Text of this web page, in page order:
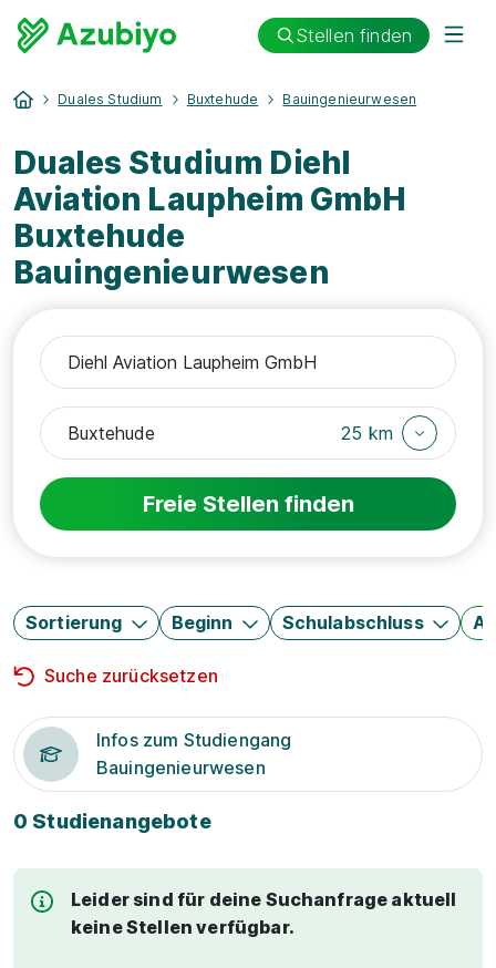
Stellen finden
Duales Studium Buxtehude Bauingenieurwesen
Duales Studium Diehl
Aviation Laupheim GmbH
Buxtehude
Bauingenieurwesen
25 km
Freie Stellen finden
Sortierung Beginn Schulabschluss
Suche zurücksetzen
Infos zum Studiengang
Bauingenieurwesen
0 Studienangebote
Leider sind für deine Suchanfrage aktuell
keine Stellen verfügbar.